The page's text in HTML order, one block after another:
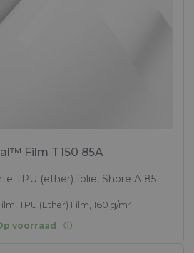
Film T150 85A
TPU (ether) folie, Shore A 85
TPU (Ether) Film, 160 g/m²
voorraad